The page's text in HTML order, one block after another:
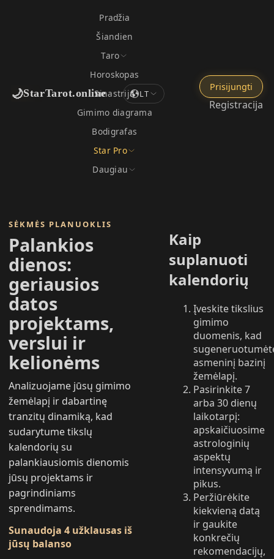
🌙StarTarot.online
Pradžia
Šiandien
Taro
Horoskopas
Sinastrija
Gimimo diagrama
Bodigrafas
Star Pro
Daugiau
LT
Prisijungti
Registracija
SĖKMĖS PLANUOKLIS
Palankios
dienos:
geriausios
datos
projektams,
verslui ir
kelionėms
Analizuojame jūsų gimimo
žemėlapį ir dabartinę
tranzitų dinamiką, kad
sudarytume tikslų
kalendorių su
palankiausiomis dienomis
jūsų projektams ir
pagrindiniams
sprendimams.
Sunaudoja 4 užklausas iš
jūsų balanso
Kaip
suplanuoti
kalendorių
Įveskite tikslius
gimimo
duomenis, kad
asmeninį bazinį
žemėlapį.
Pasirinkite 7
arba 30 dienų
laikotarpį:
apskaičiuosime
astrologinių
aspektų
intensyvumą ir
pikus.
Peržiūrėkite
kiekvieną datą
ir gaukite
konkrečių
rekomendacijų,